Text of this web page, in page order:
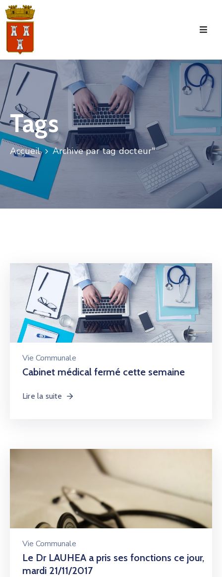
Accueil
La
Commune
Manifestations
Vie
Municipale
Services
Tags
Accueil Archive par tag docteur"
Vie Communale
Cabinet médical fermé cette semaine
Lire la suite
Vie Communale
Le Dr LAUHEA a pris ses fonctions ce jour,
mardi 21/11/2017